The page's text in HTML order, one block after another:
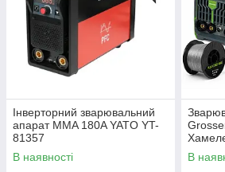
Інверторний зварювальний
апарат MMA 180A YATO YT-
81357
В наявності
В